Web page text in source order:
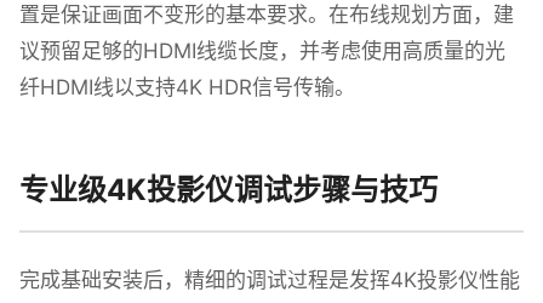
置是保证画面不变形的基本要求。在布线规划方面，建
议预留足够的HDMI线缆长度，并考虑使用高质量的光
纤HDMI线以支持4K HDR信号传输。
专业级4K投影仪调试步骤与技巧
完成基础安装后，精细的调试过程是发挥4K投影仪性能